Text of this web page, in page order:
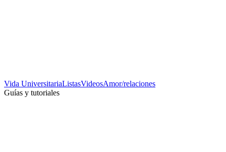
Vida UniversitariaListasVideosAmor/relaciones
Guías y tutoriales